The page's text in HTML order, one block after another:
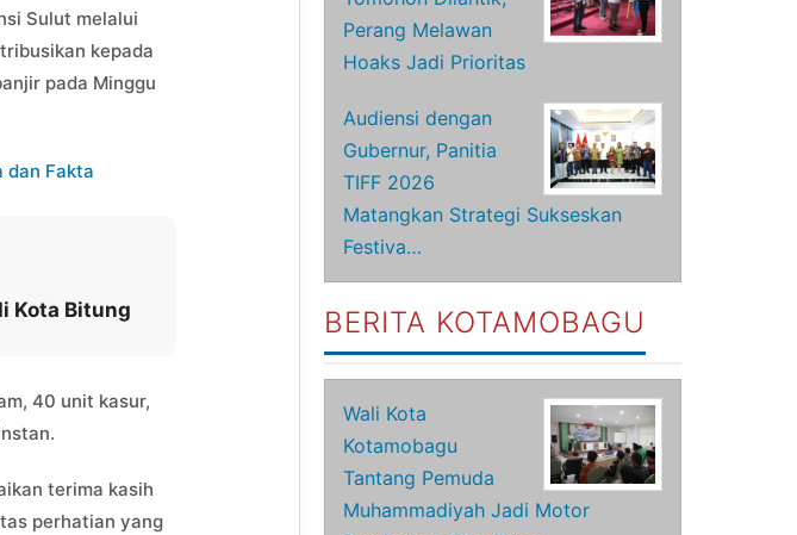
Sulut melalui
kepada
pada Minggu
dan Fakta
Kota Bitung
40 unit kasur,
terima kasih
perhatian yang
Perang Melawan
Hoaks Jadi Prioritas
Audiensi dengan
Gubernur, Panitia
TIFF 2026
Matangkan Strategi Sukseskan
Festiva…
BERITA KOTAMOBAGU
Wali Kota
Kotamobagu
Tantang Pemuda
Muhammadiyah Jadi Motor